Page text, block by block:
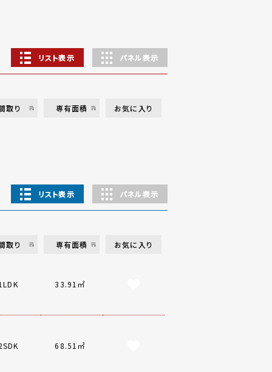
リスト表示 パネル表示
取り 専有面積 お気に入り
リスト表示 パネル表示
取り 専有面積 お気に入り
33.91㎡
68.51㎡